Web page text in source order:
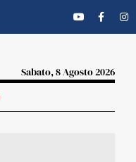
Sabato, 8 Agosto 2026